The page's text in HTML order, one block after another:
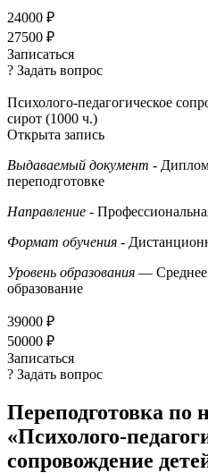
24000 ₽
27500 ₽
Записаться
? Задать вопрос
Психолого-педагогическое
сирот (1000 ч.)
Открыта запись
Выдаваемый документ -
переподготовке
Направление -
Формат обучения -
Уровень образования — Среднее
образование
39000 ₽
50000 ₽
Записаться
? Задать вопрос
Переподготовка по
«Психолого-
сопровождение